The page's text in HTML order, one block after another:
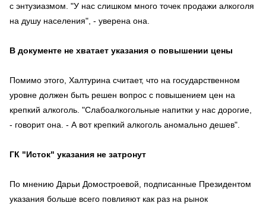
с энтузиазмом. "У нас слишком много точек продажи алкоголя
на душу населения", - уверена она.
В документе не хватает указания о повышении цены
Помимо этого, Халтурина считает, что на государственном
уровне должен быть решен вопрос с повышением цен на
крепкий алкоголь. "Слабоалкогольные напитки у нас дорогие,
- говорит она. - А вот крепкий алкоголь аномально дешев".
ГК "Исток" указания не затронут
По мнению Дарьи Домостроевой, подписанные Президентом
указания больше всего повлияют как раз на рынок